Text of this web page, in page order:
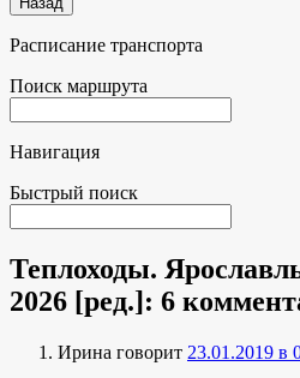
Расписание транспорта
Поиск маршрута
Навигация
Быстрый поиск
Теплоходы.
2026 [ред.]: 6
Ирина говорит 23.01.2019 в